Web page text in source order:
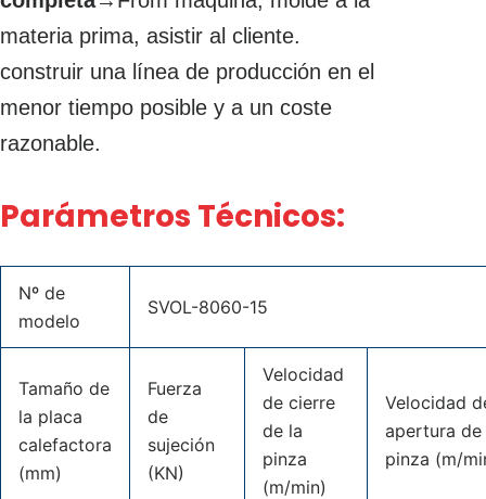
materia prima, asistir al cliente.
construir una línea de producción en el
menor tiempo posible y a un coste
razonable.
Parámetros Técnicos:
Nº de
modelo
SVOL-8060-15
Tamaño de
la placa
calefactora
(mm)
Fuerza
de
sujeción
(KN)
Velocidad
de cierre
de la
pinza
(m/min)
Velocidad
apertura de
pinza (m/